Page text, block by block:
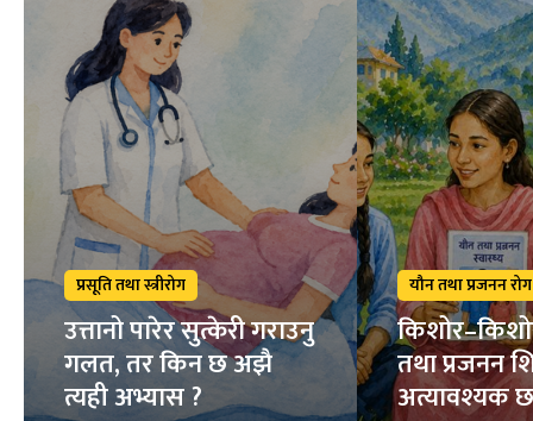
प्रसूति तथा स्त्रीरोग
उत्तानो पारेर सुत्केरी गराउनु
गलत, तर किन छ अझै
त्यही अभ्यास ?
यौन तथा प्रजनन रोग
तथा प्रजनन
अत्यावश्यक